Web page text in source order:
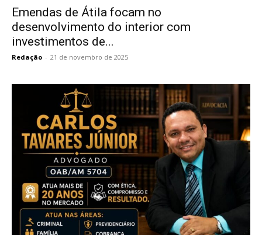
Emendas de Átila focam no
desenvolvimento do interior com
investimentos de...
Redação - 21 de novembro de 2025